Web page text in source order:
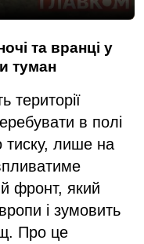
та вранці у
туман
території
в полі
тиску, лише на
фронт, який
і зумовить
Про це